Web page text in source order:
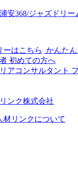
安368/ジャズドリー
ーはこちら かんた
初めての方へ
材リンクについて